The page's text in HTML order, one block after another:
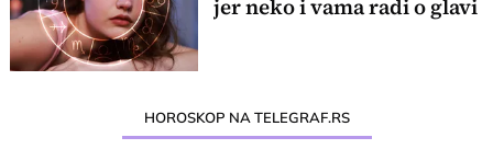
jer neko i vama radi o glavi
HOROSKOP NA TELEGRAF.RS